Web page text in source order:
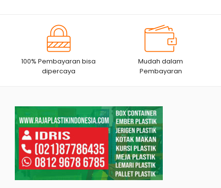
100% Pembayaran bisa
dipercaya
Mudah dalam
Pembayaran